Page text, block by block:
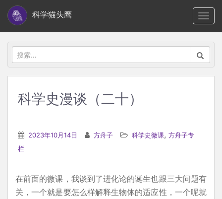
i
科学猫头鹰
搜
索：
科学史漫谈（二十）
2023年10月14日 方舟子 科学史微课, 方舟子专
栏
在前面的微课，我谈到了进化论的诞生也跟三大问题有
关，一个就是要怎么样解释生物体的适应性，一个呢就